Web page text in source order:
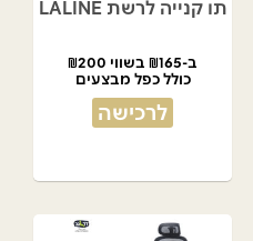
תו קנייה לרשת LALINE
ב-₪165 בשווי ₪200
כולל כפל מבצעים
לרכישה